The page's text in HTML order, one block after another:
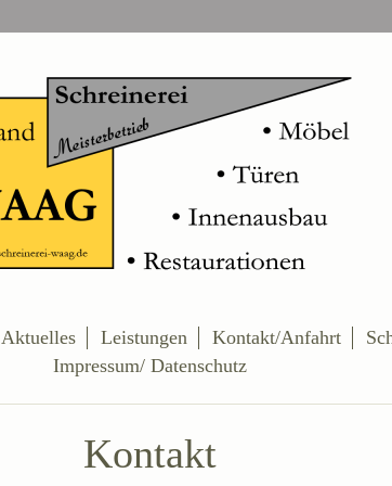
Aktuelles Leistungen Kontakt/Anfahrt
Impressum/ Datenschutz
Kontakt